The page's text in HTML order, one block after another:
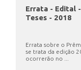
Errata - Edital
Teses - 2018
Errata sobre o
se trata da edição
ocorrerão no ...